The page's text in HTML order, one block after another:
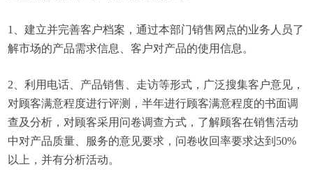
1、建立并完善客户档案，通过本部门销售网点的业务人员了
解市场的产品需求信息、客户对产品的使用信息。
2、利用电话、产品销售、走访等形式，广泛搜集客户意见，
对顾客满意程度进行评测，半年进行顾客满意程度的书面调
查及分析，对顾客采用问卷调查方式，了解顾客在销售活动
中对产品质量、服务的意见要求，问卷收回率要求达到50%
以上，并有分析活动。